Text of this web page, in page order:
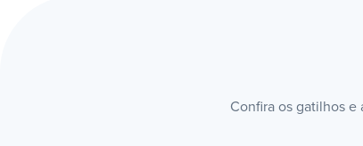
Confira os gatilhos e